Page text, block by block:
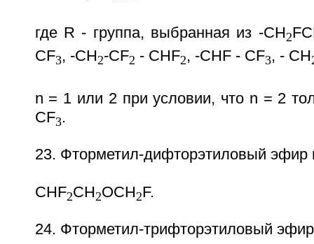
где R - группа, выбранная из -CH2
CF3, -CH2-CF2 - CHF2, -CHF - CF3, - CH
n = 1 или 2 при условии, что n = 2
CF3.
23. Фторметил-дифторэтиловый
CHF2CH2OCH2F.
24. Фторметил-трифторэтиловый